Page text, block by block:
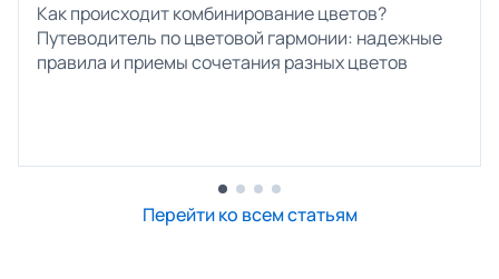
Как происходит комбинирование цветов?
Путеводитель по цветовой гармонии: надежные
правила и приемы сочетания разных цветов
Перейти ко всем статьям